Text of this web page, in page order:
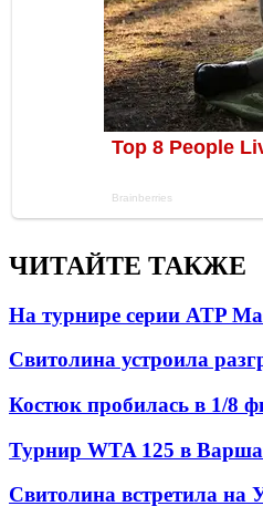
ЧИТАЙТЕ ТАКЖЕ
На турнире серии ATP
Свитолина устроила
Костюк пробилась в 1/8
Турнир WTA 125 в
Свитолина встретила на